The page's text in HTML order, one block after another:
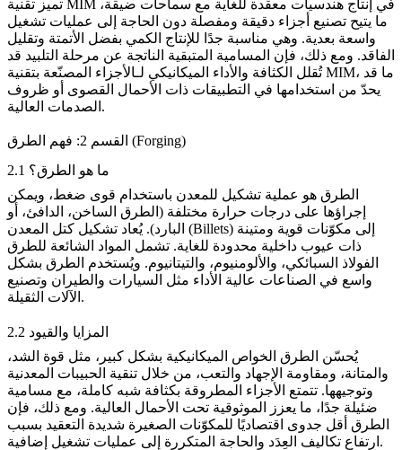
تميز تقنية MIM في إنتاج هندسيات معقدة للغاية مع سماحات ضيقة،
ما يتيح تصنيع أجزاء دقيقة ومفصلة دون الحاجة إلى عمليات تشغيل
واسعة بعدية. وهي مناسبة جدًا للإنتاج الكمي بفضل الأتمتة وتقليل
الفاقد. ومع ذلك، فإن المسامية المتبقية الناتجة عن مرحلة التلبيد قد
تُقلل الكثافة والأداء الميكانيكي لـالأجزاء المصنّعة بتقنية MIM، ما قد
يحدّ من استخدامها في التطبيقات ذات الأحمال القصوى أو ظروف
الصدمات العالية.
القسم 2: فهم الطرق (Forging)
2.1 ما هو الطرق؟
الطرق هو عملية تشكيل للمعدن باستخدام قوى ضغط، ويمكن
إجراؤها على درجات حرارة مختلفة (الطرق الساخن، الدافئ، أو
البارد). يُعاد تشكيل كتل المعدن (Billets) إلى مكوّنات قوية ومتينة
ذات عيوب داخلية محدودة للغاية. تشمل المواد الشائعة للطرق
الفولاذ السبائكي، والألومنيوم، والتيتانيوم. ويُستخدم الطرق بشكل
واسع في الصناعات عالية الأداء مثل السيارات والطيران وتصنيع
الآلات الثقيلة .
2.2 المزايا والقيود
يُحسّن الطرق الخواص الميكانيكية بشكل كبير، مثل قوة الشد،
والمتانة، ومقاومة الإجهاد والتعب، من خلال تنقية الحبيبات المعدنية
وتوجيهها. تتمتع الأجزاء المطروقة بكثافة شبه كاملة، مع مسامية
ضئيلة جدًا، ما يعزز الموثوقية تحت الأحمال العالية. ومع ذلك، فإن
الطرق أقل جدوى اقتصاديًا للمكوّنات الصغيرة شديدة التعقيد بسبب
ارتفاع تكاليف العِدَد والحاجة المتكررة إلى عمليات تشغيل إضافية.